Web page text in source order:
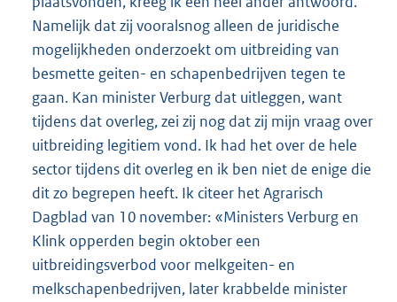
Namelijk dat zij vooralsnog alleen de juridische
mogelijkheden onderzoekt om uitbreiding van
besmette geiten- en schapenbedrijven tegen te
gaan. Kan minister Verburg dat uitleggen, want
tijdens dat overleg, zei zij nog dat zij mijn vraag over
uitbreiding legitiem vond. Ik had het over de hele
sector tijdens dit overleg en ik ben niet de enige die
dit zo begrepen heeft. Ik citeer het Agrarisch
Dagblad van 10 november: «Ministers Verburg en
Klink opperden begin oktober een
uitbreidingsverbod voor melkgeiten- en
melkschapenbedrijven, later krabbelde minister